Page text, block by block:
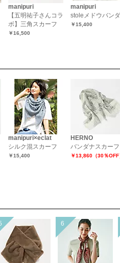
manipuri
【五明祐子さんコラ
ボ】三角スカーフ
￥16,500
manipuri
stoleメドウバン
￥15,400
manipuri×eclat
シルク混スカーフ
￥15,400
HERNO
バンダナスカーフ
￥13,860（30％OFF